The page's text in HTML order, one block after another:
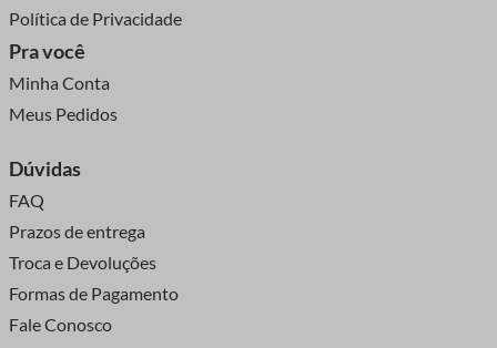
Política de Privacidade
Pra você
Minha Conta
Meus Pedidos
Dúvidas
FAQ
Prazos de entrega
Troca e Devoluções
Formas de Pagamento
Fale Conosco